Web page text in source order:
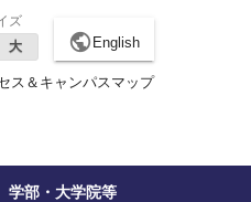
ズ
大 public English
ス＆キャンパスマップ
学部・大学院等